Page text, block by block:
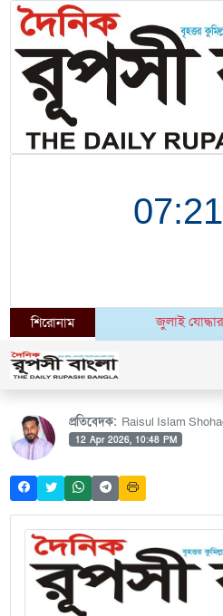
শিরোনাম জুলাই যোদ্ধারা
প্রতিবেদক: Raisul Islam
12 Apr 2026, 10:48 PM